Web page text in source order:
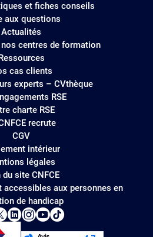
et fiches conseils
aux questions
Actualités
centres de formation
cas clients
experts – CVthèque
RSE
charte RSE
recrute
CGV
intérieur
légales
du site CNFCE
aux personnes en
de handicap